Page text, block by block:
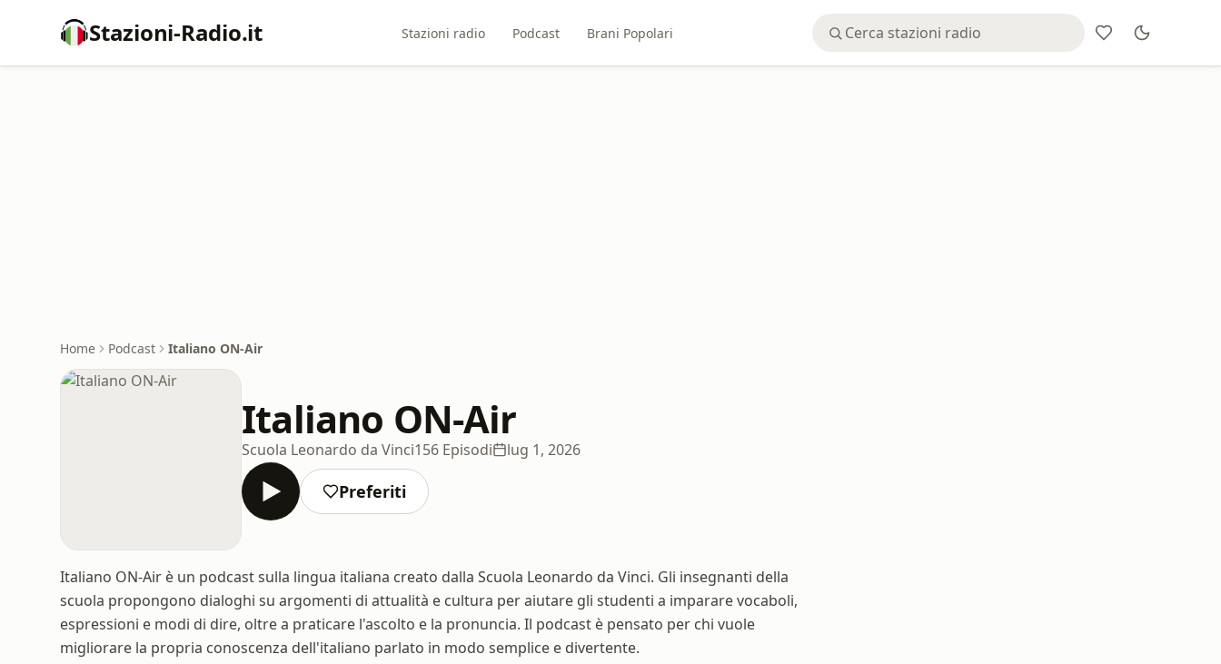
Stazioni-Radio.it Stazioni radio Podcast Brani Popolari
Home Podcast Italiano ON-Air
Italiano ON-Air
Scuola Leonardo da Vinci156 Episodi lug 1, 2026
Preferiti
Italiano ON-Air è un podcast sulla lingua italiana creato dalla Scuola Leonardo da Vinci. Gli insegnanti della
scuola propongono dialoghi su argomenti di attualità e cultura per aiutare gli studenti a imparare vocaboli,
espressioni e modi di dire, oltre a praticare l'ascolto e la pronuncia. Il podcast è pensato per chi vuole
migliorare la propria conoscenza dell'italiano parlato in modo semplice e divertente.